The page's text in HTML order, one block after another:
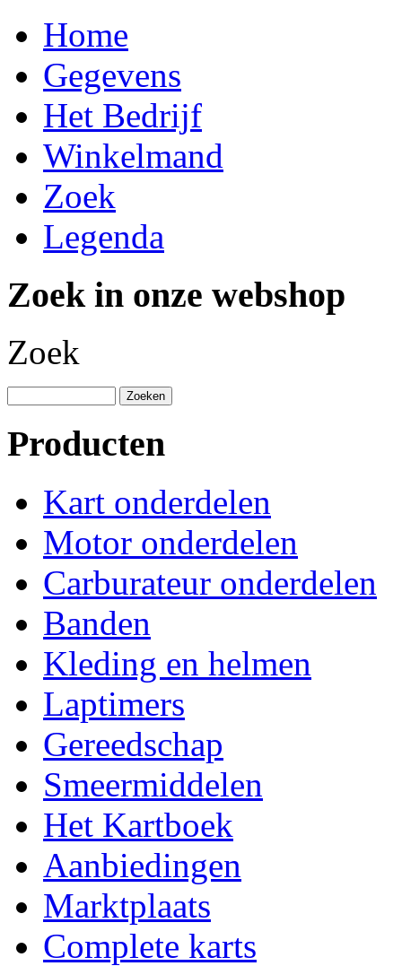
Home
Gegevens
Het Bedrijf
Winkelmand
Zoek
Legenda
Zoek in onze webshop
Zoek
Producten
Kart onderdelen
Motor onderdelen
Carburateur onderdelen
Banden
Kleding en helmen
Laptimers
Gereedschap
Smeermiddelen
Het Kartboek
Aanbiedingen
Marktplaats
Complete karts